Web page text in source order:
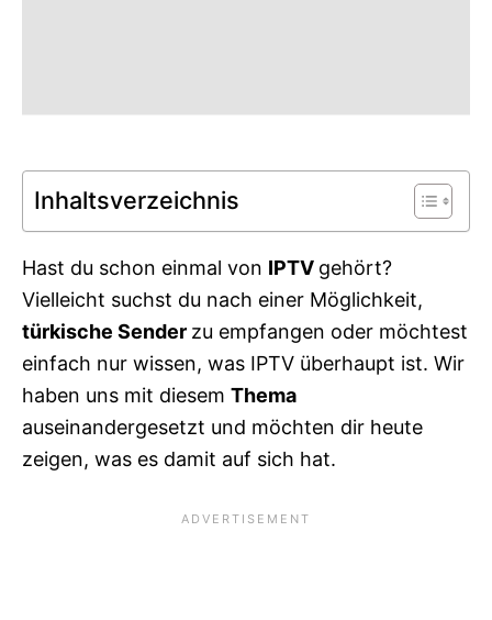
Inhaltsverzeichnis
Hast du schon einmal von IPTV gehört?
Vielleicht suchst du nach einer Möglichkeit,
türkische Sender zu empfangen oder möchtest
einfach nur wissen, was IPTV überhaupt ist. Wir
haben uns mit diesem Thema
auseinandergesetzt und möchten dir heute
zeigen, was es damit auf sich hat.